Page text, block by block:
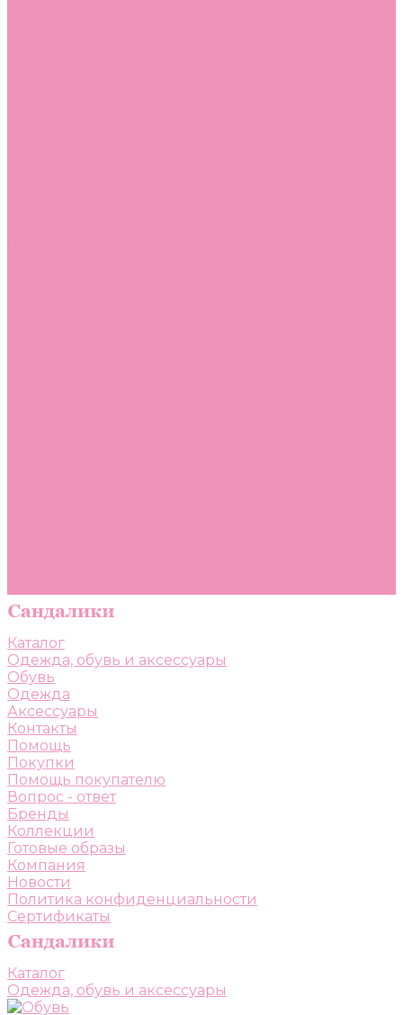
Каталог
Одежда, обувь и аксессуары
Обувь
Одежда
Аксессуары
Контакты
Помощь
Покупки
Помощь покупателю
Вопрос - ответ
Бренды
Коллекции
Готовые образы
Компания
Новости
Политика конфиденциальности
Сертификаты
Каталог
Одежда, обувь и аксессуары